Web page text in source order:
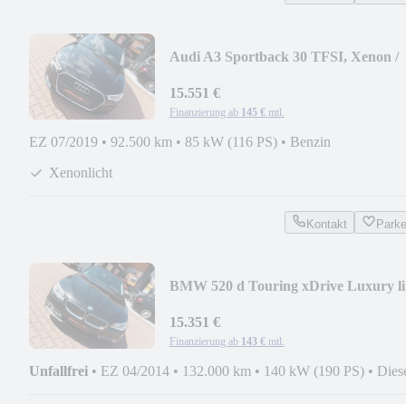
Audi A3 Sportback 30 TFSI, Xenon /
15.551 €
Finanzierung ab 145 € mtl.
EZ 07/2019 • 92.500 km • 85 kW (116 PS) • Benzin
Xenonlicht
Kontakt
BMW 520 d Touring xDrive Luxury
15.351 €
Finanzierung ab 143 € mtl.
Unfallfrei • EZ 04/2014 • 132.000 km • 140 kW (190 PS) •